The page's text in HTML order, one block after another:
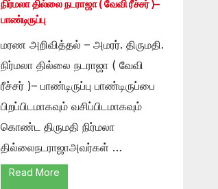
நிர்மலா தில்லை நடராஜா ( வேவி ரீச்சர் )–
பாண்டிருப்பு
மரண அறிவித்தல் – அமரர். திருமதி.
நிர்மலா தில்லை நடராஜா ( வேவி
ரீச்சர் )– பாண்டிருப்பு பாண்டிருப்பை
பிறப்பிடமாகவும் வசிப்பிடமாகவும்
கொண்ட திருமதி நிர்மலா
தில்லைநடராஜாஅவர்கள் …
Read More